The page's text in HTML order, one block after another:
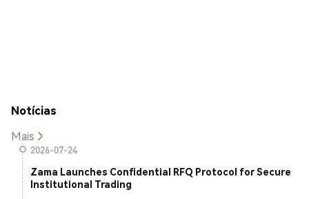
Notícias
Mais
2026-07-24
Zama Launches Confidential RFQ Protocol for Secure
Institutional Trading